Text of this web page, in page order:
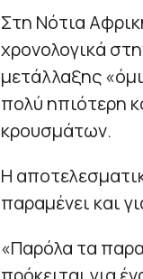
Στη Νότια
χρονολογικά
μετάλλαξης
πολύ ηπιότερη
κρουσμάτων.
Η
παραμένει και
«Παρόλα τα